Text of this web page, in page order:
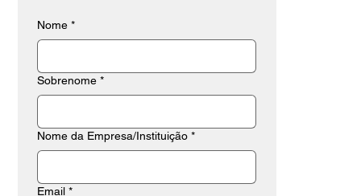
Nome *
Sobrenome *
Nome da Empresa/Instituição *
Email *